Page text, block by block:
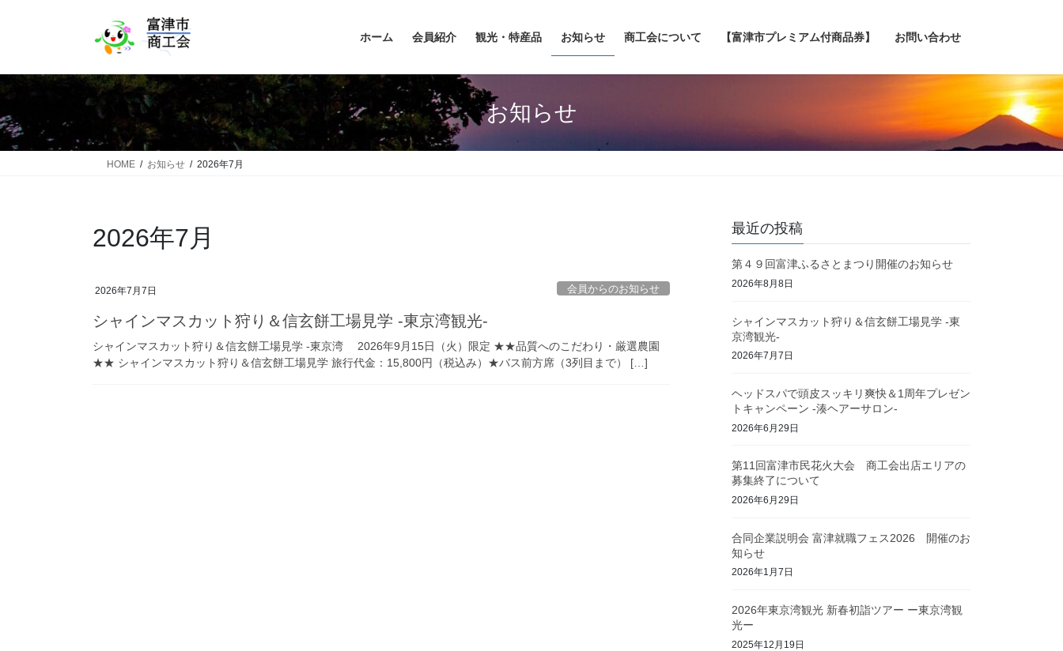
ス
キ
ン
に
ホーム 会員紹介 観光・特産品 お知らせ 商工会について 【富津市プレミアム付商品券】 お問い合わせ
お知らせ
HOME お知らせ 2026年7月
2026年7月
2026年7月7日 会員からのお知らせ
シャインマスカット狩り＆信玄餅工場見学 -東京湾観光-
シャインマスカット狩り＆信玄餅工場見学 -東京湾 2026年9月15日（火）限定 ★★品質へのこだわり・厳選農園
★★ シャインマスカット狩り＆信玄餅工場見学 旅行代金：15,800円（税込み）★バス前方席（3列目まで） […]
最近の投稿
第４９回富津ふるさとまつり開催のお知らせ
2026年8月8日
シャインマスカット狩り＆信玄餅工場見学 -東
京湾観光-
2026年7月7日
ヘッドスパで頭皮スッキリ爽快＆1周年プレゼン
トキャンペーン -湊ヘアーサロン-
2026年6月29日
第11回富津市民花火大会 商工会出店エリアの
募集終了について
2026年6月29日
合同企業説明会 富津就職フェス2026 開催のお
知らせ
2026年1月7日
2026年東京湾観光 新春初詣ツアー ー東京湾観
光ー
2025年12月19日